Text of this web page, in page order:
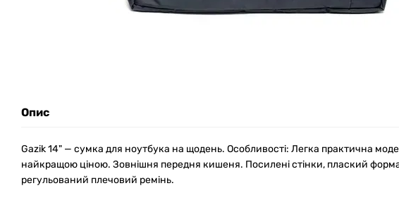
Опис
Gazik 14" — cумка для ноутбука на щодень. Особливості: Легка практична
найкращою ціною. Зовнішня передня кишеня. Посилені стінки, плаский
регульований плечовий ремінь.